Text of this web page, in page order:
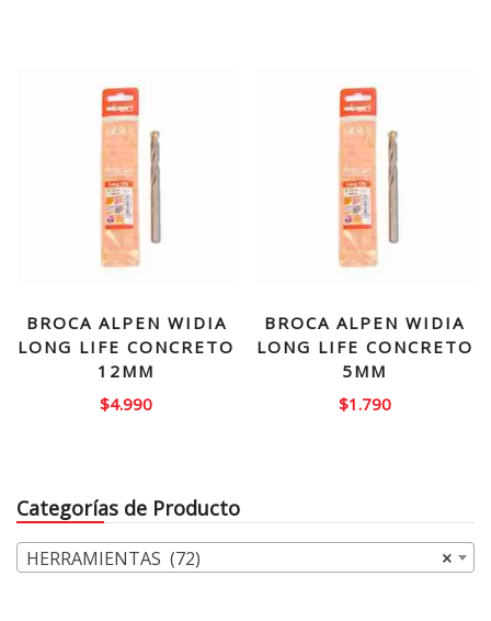
BROCA ALPEN WIDIA
LONG LIFE CONCRETO
12MM
$4.990
BROCA ALPEN WIDIA
LONG LIFE CONCRETO
5MM
$1.790
Categorías de Producto
×
HERRAMIENTAS (72)